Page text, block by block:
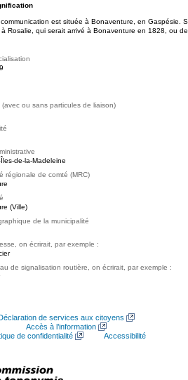
est située à Bonaventure, en Gaspésie.
à Rosalie, qui serait arrivé à Bonaventure en 1828, ou
ou sans particules de liaison)
de-la-Madeleine
régionale de comté (MRC)
(Ville)
de la municipalité
on écrirait, par exemple :
de signalisation routière, on écrirait, par exemple :
de services aux citoyens
Accès à l’information
de confidentialité
Accessibilité